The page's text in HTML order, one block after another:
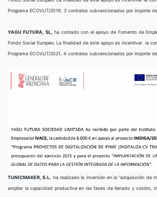
Programa ECOVUT/2019, 2 contratos subvencionados por importe
YAGU FUTURA, SL,
ha contado con el apoyo de Fomento de
Fondo Social Europeo. La finalidad de este apoyo es incentivar la
Programa ECOVUT/2021, 4 contratos subvencionados por importe
TUNICMAKER, S.L. ha realizado la inversión en la “adquisición de
ampliar la capacidad productiva en las fases de llenado y cosido,